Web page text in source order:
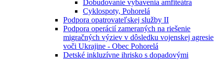
Dobudovanie vybavenia amfiteátra
Cyklospoty, Pohorelá
Podpora opatrovateľskej služby II
Podpora operácií zameraných na riešenie
migračných výziev v dôsledku vojenskej agresie
voči Ukrajine - Obec Pohorelá
Detské inkluzívne ihrisko s dopadovými